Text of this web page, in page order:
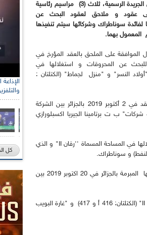
صدر في العدد 76 من الجريدة الرسمية، ثلاث (3) مراسيم رئاسية
عقود و ملاحق لعقود البحث عن
لفائدة سوناطراك وشركائها سيتم تنفيذها
المعمول بهما.
الموافقة على الملحق بالعقد المؤرخ في
1992 للبحث عن المحروقات و استغلالها في
النسر" و "منزل لجماط" (الكتلتان :
وأبرم هذا الملحق بالعقد في 2 أكتوبر 2019 بالجزائر بين الشركة
ب ت برتامينا الجيريا اكسبلورازي
بالنسبة للمرسوم الثاني فيتضمن الموافقة على عقد البحث عن المحروقات واستغلالها في المساحة المسماة ''رقان II" و الذي
أما المرسوم الثالث، فتضمن الموافقة على عقود البحث عن المحروقات واستغلالها المبرمة بالجزائر في 20 اكتوبر 2019 بين
و تتعلق هذه العقود بالمساحات التي تسمى "الحايد II" ( الكتلة: 208 أ) و "الهجيرة II" (الكتلتان: 416 أ و 417) و "غارة البويب
كل